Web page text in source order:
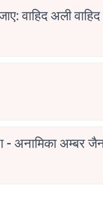
वाहिद अली वाहिद
मोहब्बत के सफ़र को एक हँसी आग़ाज़ दे देना - अनामिका अम्बर